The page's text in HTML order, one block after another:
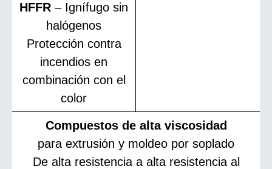
HFFR – Ignífugo sin
halógenos
Protección contra
incendios en
combinación con el
color
Compuestos de alta viscosidad
para extrusión y moldeo por soplado
De alta resistencia a alta resistencia al